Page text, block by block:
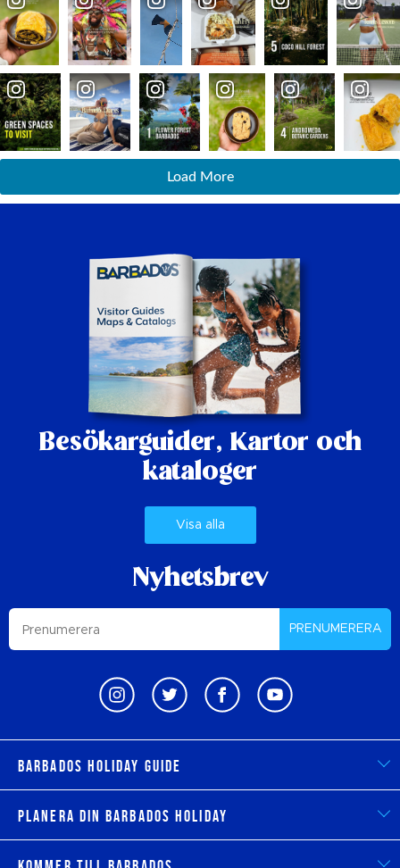
Load More
Besökarguider, Kartor och
kataloger
Visa alla
Nyhetsbrev
PRENUMERERA
Barbados Holiday Guide
Planera din Barbados Holiday